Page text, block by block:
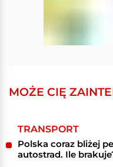
MOŻE CIĘ
TRANSPORT
Polska coraz bliżej
autostrad. Ile